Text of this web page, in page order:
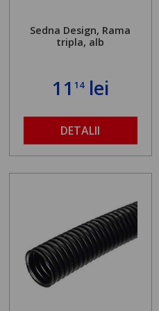
Sedna Design, Rama
tripla, alb
11 14lei
DETALII